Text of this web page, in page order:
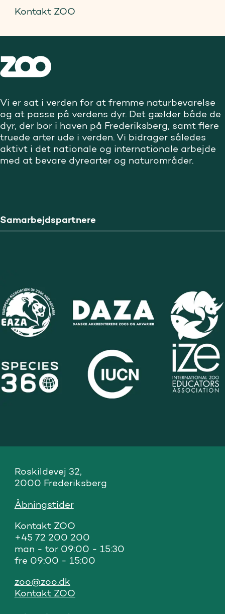
Kontakt ZOO
Vi er sat i verden for at fremme naturbevarelse
og at passe på verdens dyr. Det gælder både de
dyr, der bor i haven på Frederiksberg, samt flere
truede arter ude i verden. Vi bidrager således
aktivt i det nationale og internationale arbejde
med at bevare dyrearter og naturområder.
Samarbejdspartnere
Roskildevej 32,
2000 Frederiksberg
Åbningstider
Kontakt ZOO
+45 72 200 200
man - tor 09:00 - 15:30
fre 09:00 - 15:00
zoo@zoo.dk
Kontakt ZOO